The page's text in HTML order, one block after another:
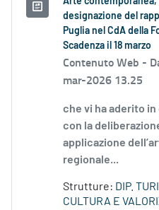
designazione del
Puglia nel CdA della
Scadenza il 18 marzo
Contenuto Web -
mar-2026 13.25
che vi ha aderito
con la
applicazione
regionale...
Strutture: DIP.
CULTURA E